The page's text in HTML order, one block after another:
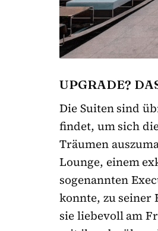
UPGRADE?
Die Suiten sind
findet, um sich
Träumen
Lounge, einem
sogenannten
konnte, zu seiner
sie liebevoll am